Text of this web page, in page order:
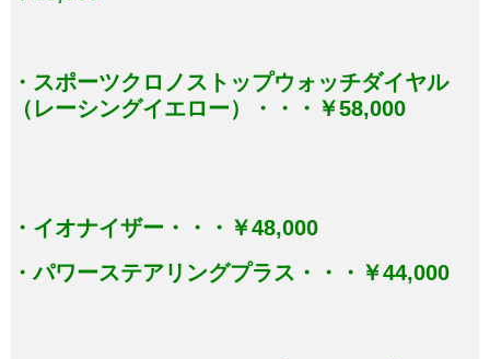
・スポーツクロノストップウォッチダイヤル
（レーシングイエロー）・・・￥58,000
・イオナイザー・・・￥48,000
・パワーステアリングプラス・・・￥44,000